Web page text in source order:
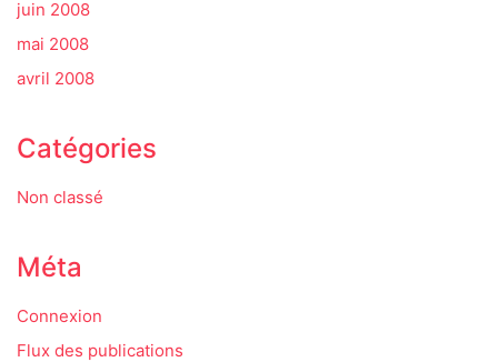
juin 2008
mai 2008
avril 2008
Catégories
Non classé
Méta
Connexion
Flux des publications